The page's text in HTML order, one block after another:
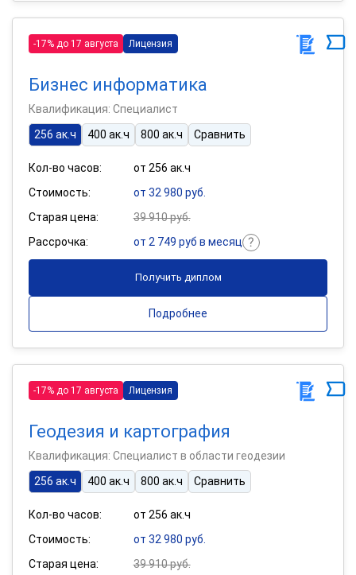
-17% до 17 августа Лицензия
Бизнес информатика
Квалификация: Специалист
256 ак.ч
400 ак.ч 800 ак.ч Сравнить
Кол-во часов:
от 256 ак.ч
Стоимость:
от 32 980 руб.
Старая цена:
39 910 руб.
Рассрочка:
от 2 749 руб в месяц
Получить диплом
Подробнее
-17% до 17 августа Лицензия
Геодезия и картография
Квалификация: Специалист в области геодезии
256 ак.ч
400 ак.ч 800 ак.ч Сравнить
Кол-во часов:
от 256 ак.ч
Стоимость:
от 32 980 руб.
Старая цена:
39 910 руб.